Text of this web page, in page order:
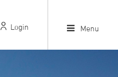
Login Menu